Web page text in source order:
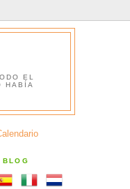
EL
HABÍA
BLOG